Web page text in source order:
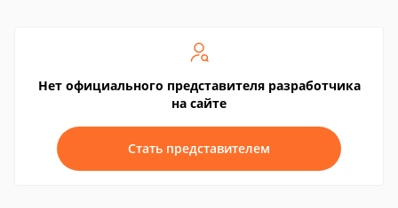
Нет официального представителя разработчика
на сайте
Стать представителем